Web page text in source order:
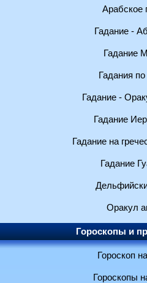
Арабское
Гадание -
Гадание
Гадания
Гадание -
Гадание
Гадание на
Гадание
Оракул
Гороскопы и
Гороскоп
Гороскопы